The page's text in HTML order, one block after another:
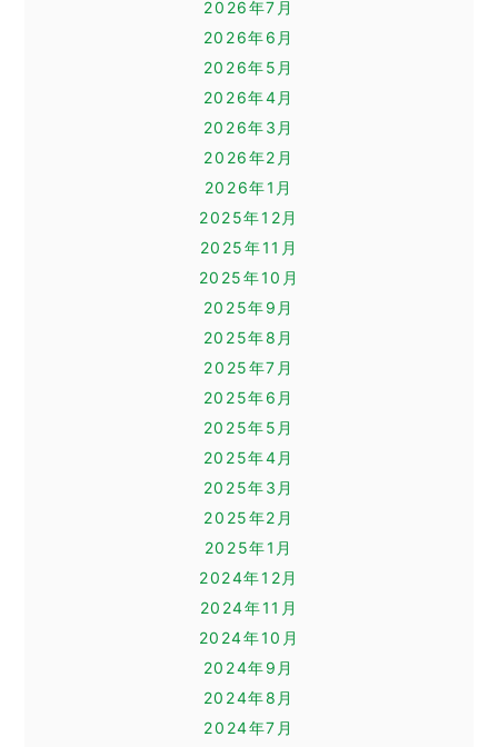
2026年7月
2026年6月
2026年5月
2026年4月
2026年3月
2026年2月
2026年1月
2025年12月
2025年11月
2025年10月
2025年9月
2025年8月
2025年7月
2025年6月
2025年5月
2025年4月
2025年3月
2025年2月
2025年1月
2024年12月
2024年11月
2024年10月
2024年9月
2024年8月
2024年7月